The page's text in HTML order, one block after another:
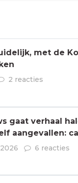
met de
2 reacties
gaat verhaal
aangevallen:
6 reacties